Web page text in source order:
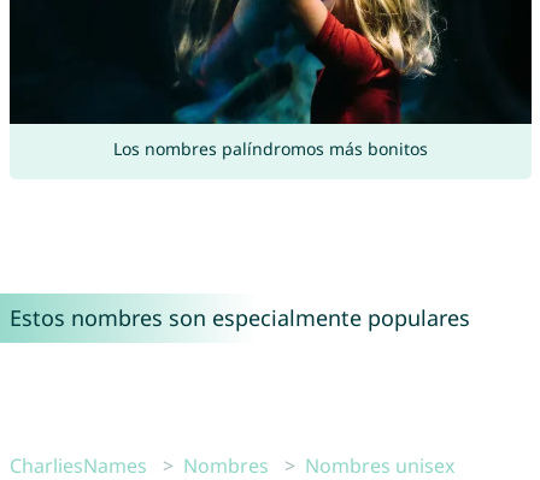
Los nombres palíndromos más bonitos
Estos nombres son especialmente populares
CharliesNames Nombres
Nombres unisex